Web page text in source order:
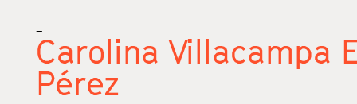
_
Carolina Villacampa
Pérez